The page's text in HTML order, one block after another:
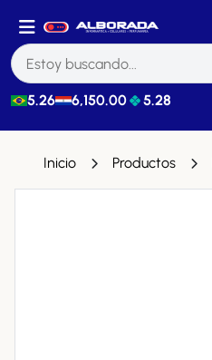
5.26 6,150.00 5.28
Inicio Productos